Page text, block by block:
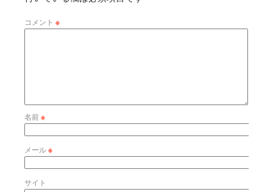
コメント ※
名前※
メール※
サイト